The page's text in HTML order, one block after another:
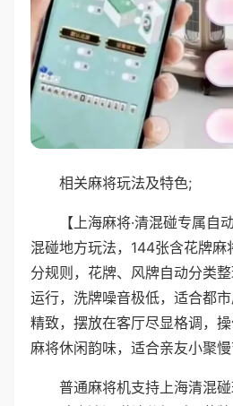
相关麻将玩法及特色;
【上海麻将·清混碰专属自
混碰地方玩法，144张含花牌
分规则，花牌、风牌自动分类
运行，洗牌噪音极低，适合都
精致，摆放在客厅尽显格调，
麻将休闲韵味，适合亲友小聚慢
普通麻将机支持上海清混